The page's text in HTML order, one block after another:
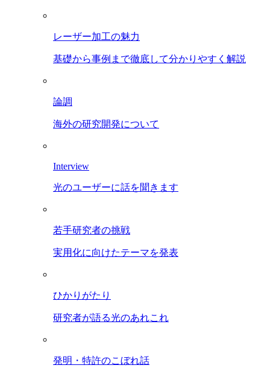
レーザー加工の魅力
基礎から事例まで徹底して分かりやすく解説
論調
海外の研究開発について
Interview
光のユーザーに話を聞きます
若手研究者の挑戦
実用化に向けたテーマを発表
ひかりがたり
研究者が語る光のあれこれ
発明・特許のこぼれ話